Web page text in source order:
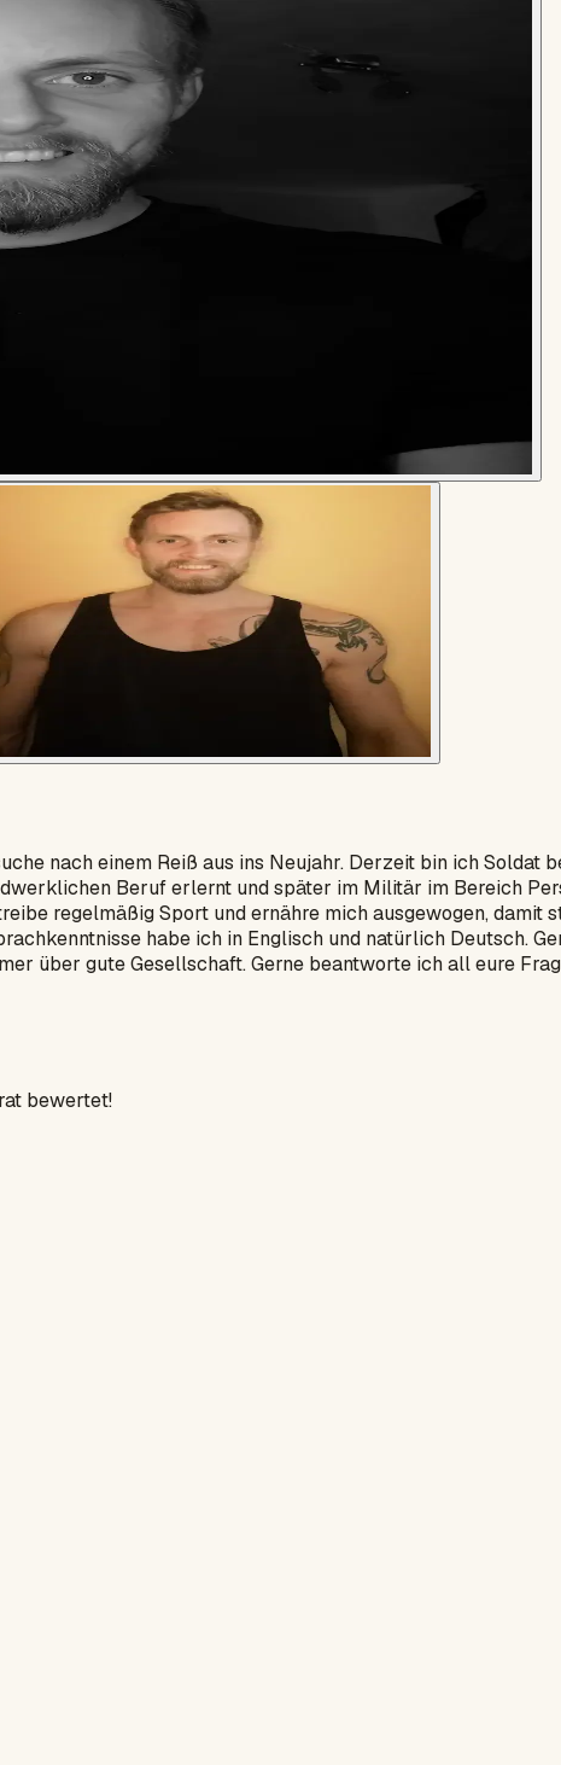
nach einem Reiß aus ins Neujahr. Derzeit bin ich Soldat
Beruf erlernt und später im Militär im Bereich
regelmäßig Sport und ernähre mich ausgewogen,
habe ich in Englisch und natürlich Deutsch.
über gute Gesellschaft. Gerne beantworte ich all eure
bewertet!